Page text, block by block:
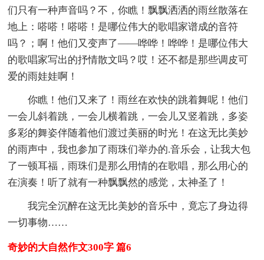
们只有一种声音吗？不，你瞧！飘飘洒洒的雨丝散落在
地上：嗒嗒！嗒嗒！是哪位伟大的歌唱家谱成的音符
吗？；啊！他们又变声了——哗哗！哗哗！是哪位伟大
的歌唱家写出的抒情散文吗？哎！还不都是那些调皮可
爱的雨娃娃啊！
你瞧！他们又来了！雨丝在欢快的跳着舞呢！他们
一会儿斜着跳，一会儿横着跳，一会儿又竖着跳，多姿
多彩的舞姿伴随着他们渡过美丽的时光！在这无比美妙
的雨声中，我也参加了雨珠们举办的.音乐会，让我大包
了一顿耳福，雨珠们是那么用情的在歌唱，那么用心的
在演奏！听了就有一种飘飘然的感觉，太神圣了！
我完全沉醉在这无比美妙的音乐中，竟忘了身边得
一切事物……
奇妙的大自然作文300字 篇6